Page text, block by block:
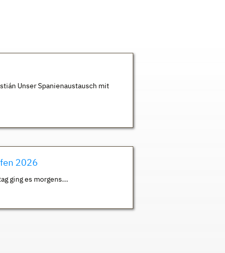
Unser Spanienaustausch mit
2026
ging es morgens...